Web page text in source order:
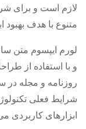
لازم است و برای
متنوع با هدف بهبود
لورم ایپسوم متن
و با استفاده از
روزنامه و مجله
شرایط فعلی
ابزارهای کاربردی